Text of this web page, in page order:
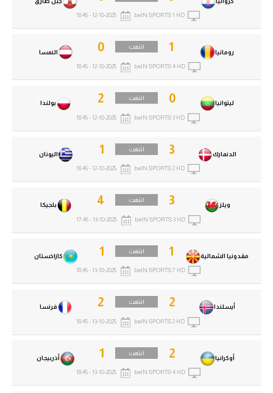
أوكرانيا 2 انتهت
أذربيجان 1
beIN SPORTS 4 HD
13-10-2025 - 18:45
أيسلندا 2 انتهت
فرنسا 2
beIN SPORTS 2 HD
13-10-2025 - 18:45
مقدونيا الشمالية 1 انتهت
كازاخستان 1
beIN SPORTS 7 HD
13-10-2025 - 18:45
ويلز 3 انتهت
بلجيكا 4
beIN SPORTS 3 HD
13-10-2025 - 17:45
الدنمارك 3 انتهت
اليونان 1
beIN SPORTS 2 HD
12-10-2025 - 18:45
ليتوانيا 0 انتهت
بولندا 2
beIN SPORTS 3 HD
12-10-2025 - 18:45
رومانيا 1 انتهت
النمسا 0
beIN SPORTS 4 HD
12-10-2025 - 18:45
beIN SPORTS 1 HD
12-10-2025 - 18:45